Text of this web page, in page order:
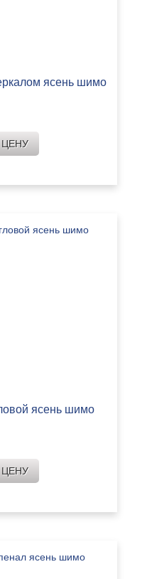
ясень шимо
ЦЕНУ
ясень шимо
ЦЕНУ